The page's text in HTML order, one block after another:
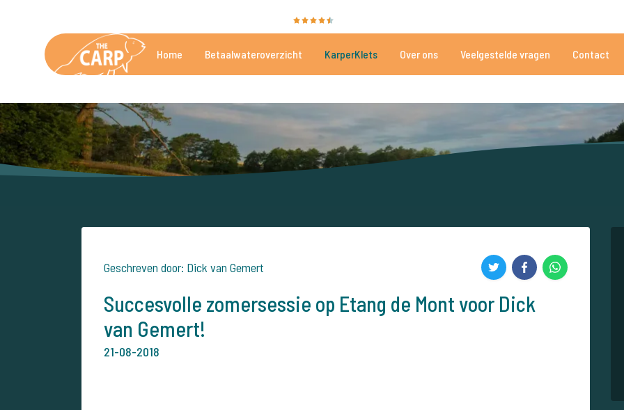
Home Betaalwateroverzicht KarperKlets Over ons Veelgestelde vragen Contact
Geschreven door: Dick van Gemert
Succesvolle zomersessie op Etang de Mont voor Dick
van Gemert!
21-08-2018